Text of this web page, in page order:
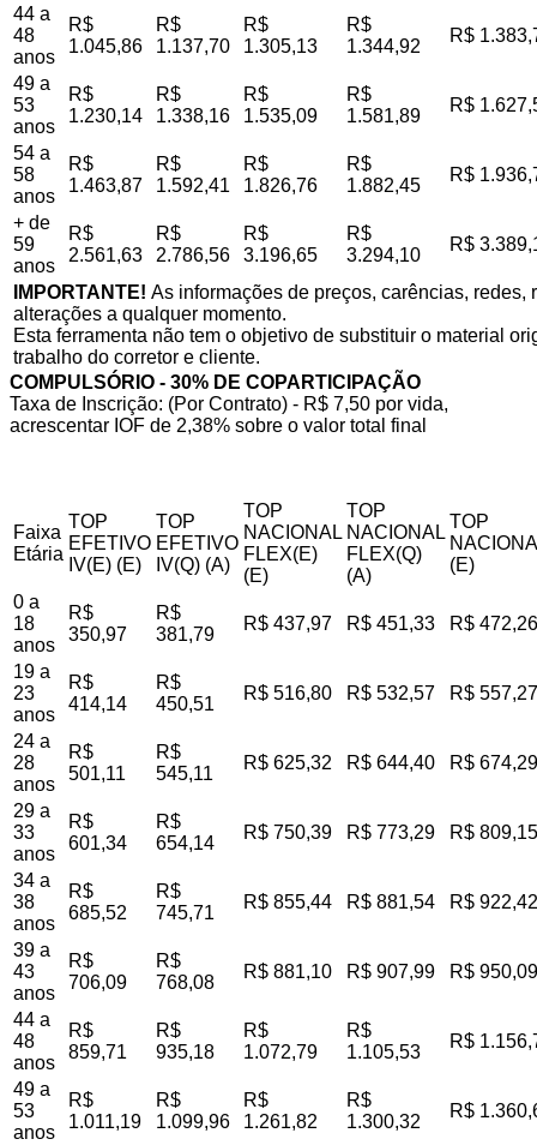
44 a
48
anos
R$
1.045,86
R$
1.137,70
R$
1.305,13
R$
1.344,92
R$
49 a
53
anos
R$
1.230,14
R$
1.338,16
R$
1.535,09
R$
1.581,89
R$
54 a
58
anos
R$
1.463,87
R$
1.592,41
R$
1.826,76
R$
1.882,45
R$
+ de
59
anos
R$
2.561,63
R$
2.786,56
R$
3.196,65
R$
3.294,10
R$
IMPORTANTE! As informações de preços, carências,
alterações a qualquer momento.
Esta ferramenta não tem o objetivo de substituir o material
trabalho do corretor e cliente.
COMPULSÓRIO - 30% DE COPARTICIPAÇÃO
Taxa de Inscrição: (Por Contrato) - R$ 7,50 por vida,
acrescentar IOF de 2,38% sobre o valor total final
Faixa
Etária
TOP
EFETIVO
IV(E) (E)
TOP
EFETIVO
IV(Q) (A)
TOP
NACIONAL
FLEX(E)
(E)
TOP
NACIONAL
FLEX(Q)
(A)
TOP
(E)
0 a
18
anos
R$
350,97
R$
381,79
R$ 437,97 R$ 451,33 R$ 472,26
19 a
23
anos
R$
414,14
R$
450,51
R$ 516,80 R$ 532,57 R$ 557,27
24 a
28
anos
R$
501,11
R$
545,11
R$ 625,32 R$ 644,40 R$ 674,29
29 a
33
anos
R$
601,34
R$
654,14
R$ 750,39 R$ 773,29 R$ 809,15
34 a
38
anos
R$
685,52
R$
745,71
R$ 855,44 R$ 881,54 R$ 922,42
39 a
43
anos
R$
706,09
R$
768,08
R$ 881,10 R$ 907,99 R$ 950,09
44 a
48
anos
R$
859,71
R$
935,18
R$
1.072,79
R$
1.105,53
R$
49 a
53
anos
R$
1.011,19
R$
1.099,96
R$
1.261,82
R$
1.300,32
R$